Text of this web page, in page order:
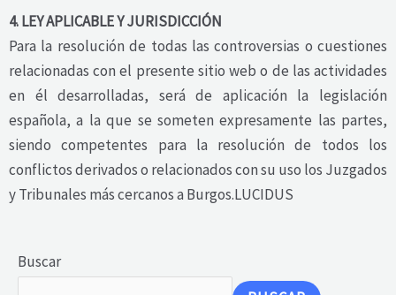
4. LEY APLICABLE Y JURISDICCIÓN
Para la resolución de todas las controversias o cuestiones
relacionadas con el presente sitio web o de las actividades
en él desarrolladas, será de aplicación la legislación
española, a la que se someten expresamente las partes,
siendo competentes para la resolución de todos los
conflictos derivados o relacionados con su uso los Juzgados
y Tribunales más cercanos a Burgos.LUCIDUS
Buscar